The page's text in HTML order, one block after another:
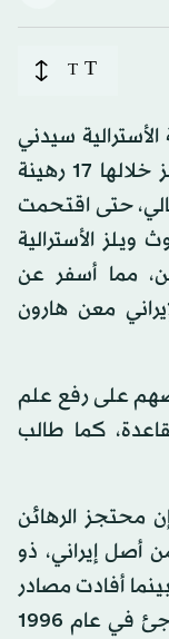
T
T
سيدني
بالخوف والرعب لمدة 16 ساعة احتجز خلالها 17 رهينة
حتى اقتحمت
ويلز الأسترالية
مما أسفر عن
معن هارون
على رفع علم
كما طالب
محتجز الرهائن
أصل إيراني، ذو
أفادت مصادر
بأن مؤنس كان وصل إلى أستراليا كلاجئ في عام 1996